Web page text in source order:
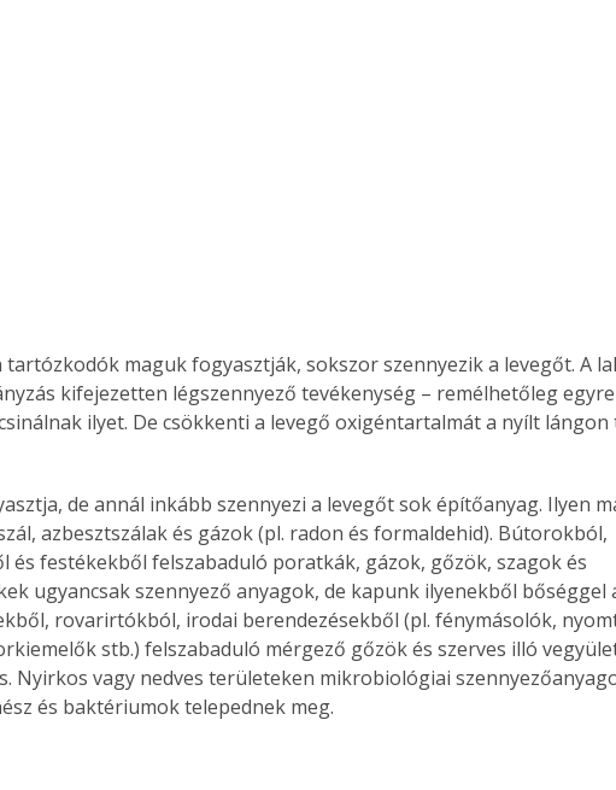
maguk fogyasztják, sokszor szennyezik a levegőt. A
kifejezetten légszennyező tevékenység – remélhetőleg egyre
ilyet. De csökkenti a levegő oxigéntartalmát a nyílt
de annál inkább szennyezi a levegőt sok építőanyag. Ilyen
azbesztszálak és gázok (pl. radon és formaldehid). Bútorokból,
és festékekből felszabaduló poratkák, gázok, gőzök, szagok és
ugyancsak szennyező anyagok, de kapunk ilyenekből bőséggel
rovarirtókból, irodai berendezésekből (pl. fénymásolók,
stb.) felszabaduló mérgező gőzök és szerves illó
Nyirkos vagy nedves területeken mikrobiológiai
és baktériumok telepednek meg.